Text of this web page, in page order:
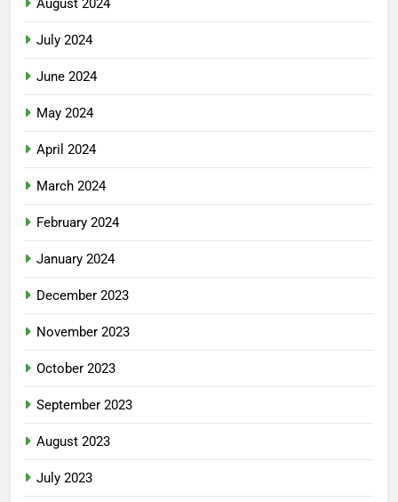
August 2024
July 2024
June 2024
May 2024
April 2024
March 2024
February 2024
January 2024
December 2023
November 2023
October 2023
September 2023
August 2023
July 2023